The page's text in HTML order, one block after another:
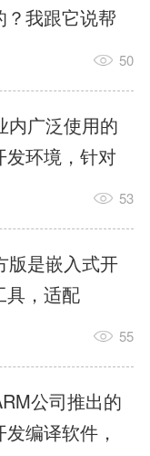
我跟它说帮
上的闹钟，它
就是个只会
呆子。它脑子
但没有真正
而
是给AI大脑装
手，它真的能
1什么是
...
50
广泛使用的
发环境，针对
单片机提供编
稳定，调试工
开源项目基于
项目需要单
支持包，新
，正版商业
，未授权版本
制，适合硬
53
是嵌入式开
具，适配
片机等多款芯
码仿真，兼容
安装包。软件
器件库，初次
55
公司推出的
编译软件，